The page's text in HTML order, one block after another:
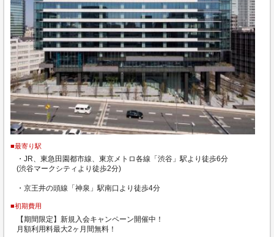
■最寄り駅
・JR、東急田園都市線、東京メトロ各線「渋谷」駅より徒歩6分
(渋谷マークシティより徒歩2分)
・京王井の頭線「神泉」駅南口より徒歩4分
■初期費用
【期間限定】新規入会キャンペーン開催中！
月額利用料最大2ヶ月間無料！